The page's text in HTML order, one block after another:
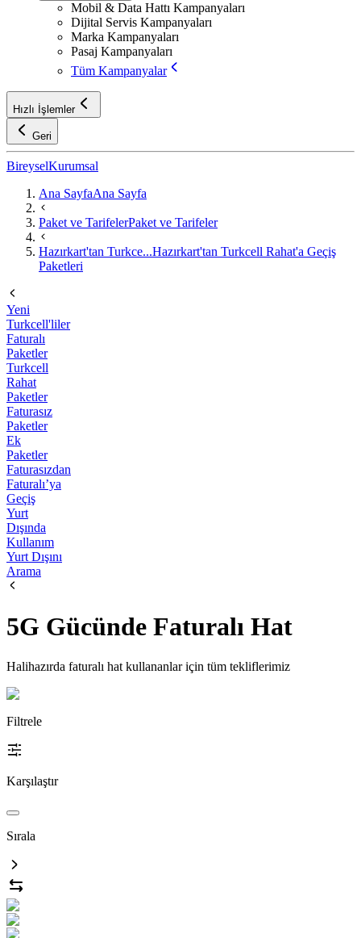
Mobil & Data Hattı Kampanyaları
Dijital Servis Kampanyaları
Marka Kampanyaları
Pasaj Kampanyaları
Tüm Kampanyalar
Hızlı İşlemler
Geri
BireyselKurumsal
Ana SayfaAna Sayfa
Paket ve TarifelerPaket ve Tarifeler
Hazırkart'tan Turkce...Hazırkart'tan Turkcell Rahat'a Geçiş
Paketleri
Yeni
Turkcell'liler
Faturalı
Paketler
Turkcell
Rahat
Paketler
Faturasız
Paketler
Ek
Paketler
Faturasızdan
Faturalı’ya
Geçiş
Yurt
Dışında
Kullanım
Yurt Dışını
Arama
5G Gücünde Faturalı Hat
Halihazırda faturalı hat kullananlar için tüm tekliflerimiz
Filtrele
Karşılaştır
Sırala